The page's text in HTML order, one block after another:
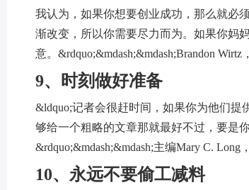
我认为，如果你想要创业成功，那么就必
渐改变，所以你需要尽力而为。如果你妈
意。&rdquo;&mdash;&mdash;Brandon Wirtz
9、时刻做好准备
&ldquo;记者会很赶时间，如果你为他们
够给一个粗略的文章那就最好不过，要是
&rdquo;&mdash;&mdash;主编Mary C. Long
10、永远不要偷工减料